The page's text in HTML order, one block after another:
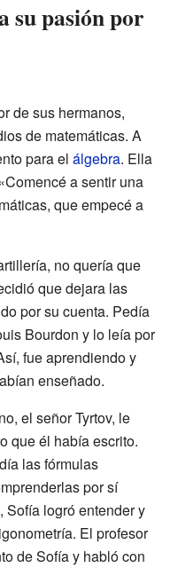
su pasión por
de sus hermanos,
de matemáticas. A
para el álgebra. Ella
a sentir una
que empecé a
no quería que
que dejara las
por su cuenta. Pedía
Bourdon y lo leía por
fue aprendiendo y
enseñado.
el señor Tyrtov, le
que él había escrito.
las fórmulas
por sí
Sofía logró entender y
El profesor
de Sofía y habló con